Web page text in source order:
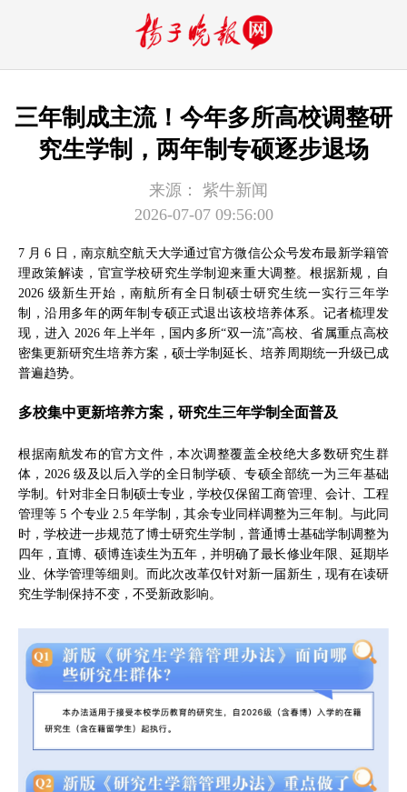
三年制成主流！今年多所高校调整研
究生学制，两年制专硕逐步退场
来源：
紫牛新闻
2026-07-07 09:56:00
7 月 6 日，南京航空航天大学通过官方微信公众号发布最新学籍管
理政策解读，官宣学校研究生学制迎来重大调整。根据新规，自
2026 级新生开始，南航所有全日制硕士研究生统一实行三年学
制，沿用多年的两年制专硕正式退出该校培养体系。记者梳理发
现，进入 2026 年上半年，国内多所“双一流”高校、省属重点高校
密集更新研究生培养方案，硕士学制延长、培养周期统一升级已成
普遍趋势。
多校集中更新培养方案，研究生三年学制全面普及
根据南航发布的官方文件，本次调整覆盖全校绝大多数研究生群
体，2026 级及以后入学的全日制学硕、专硕全部统一为三年基础
学制。针对非全日制硕士专业，学校仅保留工商管理、会计、工程
管理等 5 个专业 2.5 年学制，其余专业同样调整为三年制。与此同
时，学校进一步规范了博士研究生学制，普通博士基础学制调整为
四年，直博、硕博连读生为五年，并明确了最长修业年限、延期毕
业、休学管理等细则。而此次改革仅针对新一届新生，现有在读研
究生学制保持不变，不受新政影响。